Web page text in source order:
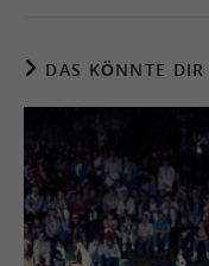
DAS KÖNNTE